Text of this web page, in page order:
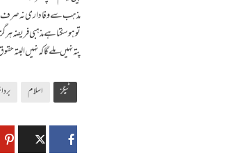
مذہب سے وفاداری نہ صرف یہ
تو ہو سکتا ہے مذہبی فریضہ
پتہ نہیں ملے گا کہ نہیں البتہ
ٹیگز اسلام